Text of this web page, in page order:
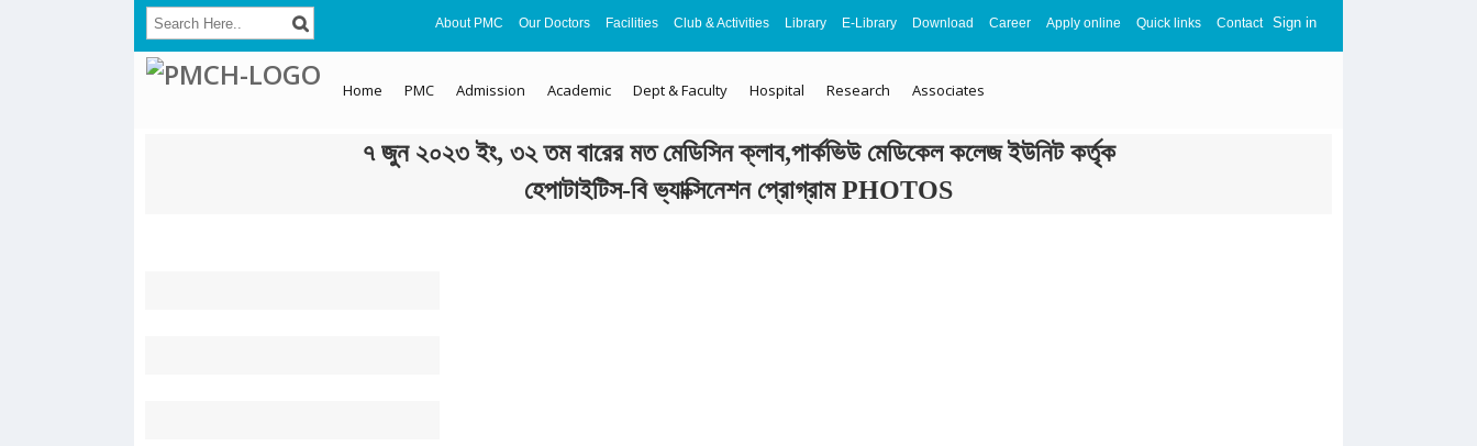
About PMC Our Doctors Facilities Club & Activities Library E-Library Download Career Apply online Quick links Contact Sign in
Home PMC Admission Academic Dept & Faculty Hospital Research Associates
৭ জুন ২০২৩ ইং, ৩২ তম বারের মত মেডিসিন ক্লাব,পার্কভিউ মেডিকেল কলেজ ইউনিট কর্তৃক
হেপাটাইটিস-বি ভ্যাক্সিনেশন প্রোগ্রাম PHOTOS